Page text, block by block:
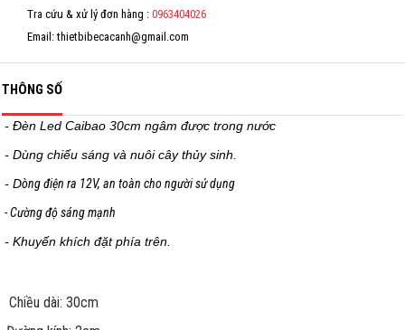
Tra cứu & xử lý đơn hàng : 0963404026
Email: thietbibecacanh@gmail.com
THÔNG SỐ
- Đèn Led Caibao 30cm ngâm được trong nước
- Dùng chiếu sáng và nuôi cây thủy sinh.
- Dòng điện ra 12V, an toàn cho người sử dụng
- Cường độ sáng mạnh
- Khuyến khích đặt phía trên.
Chiều dài: 30cm